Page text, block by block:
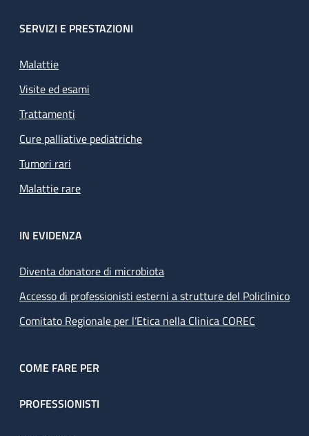
SERVIZI E PRESTAZIONI
Malattie
Visite ed esami
Trattamenti
Cure palliative pediatriche
Tumori rari
Malattie rare
IN EVIDENZA
Diventa donatore di microbiota
Accesso di professionisti esterni a strutture del Policlinico
Comitato Regionale per l’Etica nella Clinica COREC
COME FARE PER
PROFESSIONISTI